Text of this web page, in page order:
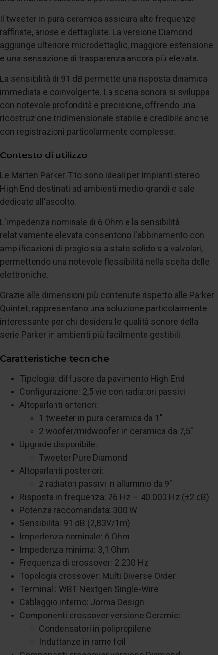
Il tweeter in pura ceramica assicura alte frequenze
raffinate, ariose e dettagliate. La versione Diamond
aggiunge ulteriore microdettaglio, maggiore estensione
e una sensazione di trasparenza ancora più elevata.
La sensibilità di 91 dB permette una risposta dinamica
immediata e coinvolgente. La scena sonora si sviluppa
con notevole profondità e precisione, offrendo una
ricostruzione tridimensionale stabile e credibile anche
con registrazioni particolarmente complesse.
Contesto di utilizzo
Le Marten Parker Trio sono ideali per impianti stereo
High End destinati ad ambienti medio-grandi e sale
dedicate all'ascolto.
L'impedenza nominale di 6 Ohm e la sensibilità
relativamente elevata consentono l'abbinamento con
amplificazioni di pregio sia a stato solido sia valvolari,
permettendo una notevole flessibilità nella scelta delle
elettroniche.
Grazie alle dimensioni più contenute rispetto alle Parker
Quintet, rappresentano una soluzione particolarmente
interessante per chi desidera le qualità sonore della
serie Parker in ambienti più facilmente gestibili.
Caratteristiche tecniche
Tipologia: diffusore da pavimento High End
Configurazione: 2,5 vie con radiatori passivi
Altoparlanti anteriori:
1 tweeter in pura ceramica da 1"
2 woofer/midwoofer in ceramica da 7,5"
Upgrade disponibile:
Tweeter Pure Diamond
Altoparlanti posteriori:
2 radiatori passivi in alluminio da 9"
Risposta in frequenza: 26 Hz – 40.000 Hz (±2 dB)
Potenza raccomandata: 300 W
Sensibilità: 91 dB (2,83V/1m)
Impedenza nominale: 6 Ohm
Impedenza minima: 3,1 Ohm
Frequenza di crossover: 2.200 Hz
Topologia crossover: Multi Diverse Order
Terminali: WBT Nextgen Single-Wire
Cablaggio interno: Jorma Design
Componenti crossover versione Ceramic:
Condensatori in polipropilene
Induttanze in rame foil